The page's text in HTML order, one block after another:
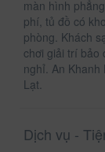
màn hình
phí, tủ đồ có
phòng. Khách
chơi giải trí bảo
nghỉ. An Khanh
Lạt.
Dịch vụ -